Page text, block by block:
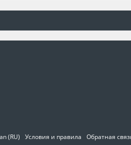
(RU) Условия и правила Обратная